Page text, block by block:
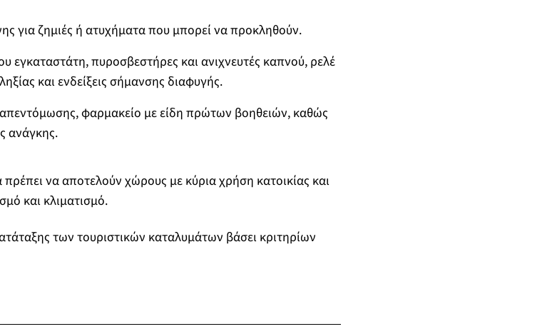
για ζημιές ή ατυχήματα που μπορεί να προκληθούν.
εγκαταστάτη, πυροσβεστήρες και ανιχνευτές καπνού, ρελέ
και ενδείξεις σήμανσης διαφυγής.
απεντόμωσης, φαρμακείο με είδη πρώτων βοηθειών, καθώς
ανάγκης.
να αποτελούν χώρους με κύρια χρήση κατοικίας και
και κλιματισμό.
των τουριστικών καταλυμάτων βάσει κριτηρίων